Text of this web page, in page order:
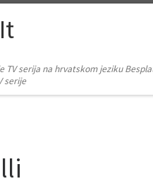
TV serija na hrvatskom jeziku
serije